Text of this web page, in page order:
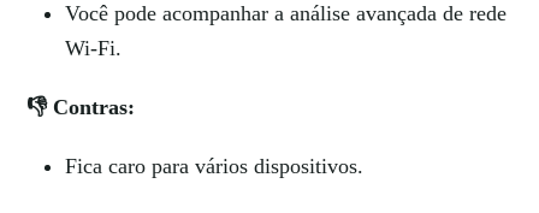
Você pode acompanhar a análise avançada de rede
Wi-Fi.
👎 Contras:
Fica caro para vários dispositivos.